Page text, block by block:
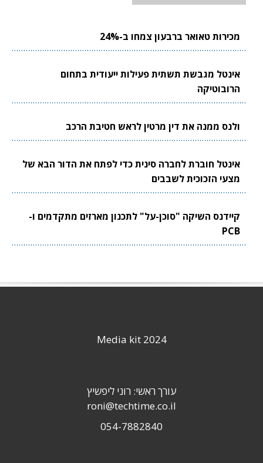
מכירות טאואר ברבעון צמחו ב-24%
אינטל מגבשת תשתית פעילות ייעודית בתחום
הרובוטיקה
ולנס ממנה את דין מרטין לראש חטיבת הרכב
אינטל חוברת לחברה סינית כדי לפתח את הדור הבא של
מצעי הזכוכית לשבבים
קיידנס השיקה "סוכן-על" לתכנון מארזים מתקדמים ו-
PCB
Media kit 2024
עורך ראשי: רוני ליפשיץ
roni@techtime.co.il
054-7882840